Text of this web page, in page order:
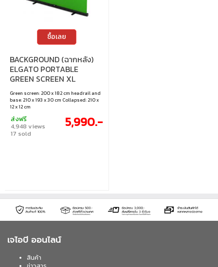
ซื้อเลย
BACKGROUND (ฉากหลัง)
ELGATO PORTABLE
GREEN SCREEN XL
(10GBG9901)
Green screen: 200 x 182 cm headrail and
base: 210 x 193 x 30 cm Collapsed: 210 x
12 x 12 cm
ส่งฟรี
4,948 views
17 sold
5,990.-
เจไอบี ออนไลน์
สินค้า